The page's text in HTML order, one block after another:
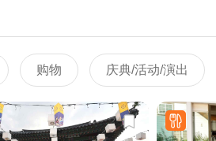
购物 庆典/活动/演出